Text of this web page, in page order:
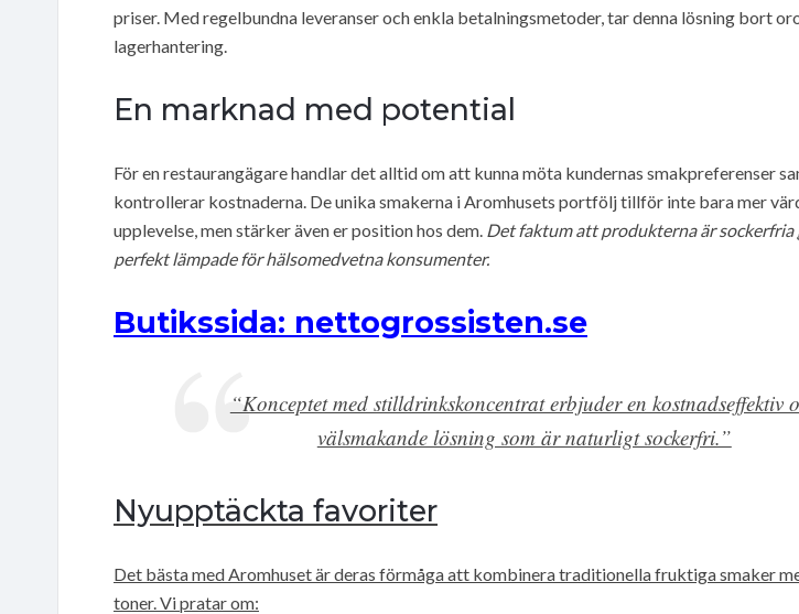
priser. Med regelbundna leveranser och enkla betalningsmetoder, tar denna lösning bort
lagerhantering.
En marknad med potential
För en restaurangägare handlar det alltid om att kunna möta kundernas smakpreferenser
kontrollerar kostnaderna. De unika smakerna i Aromhusets portfölj tillför inte bara mer
upplevelse, men stärker även er position hos dem. Det faktum att produkterna är sockerfria
perfekt lämpade för hälsomedvetna konsumenter.
Butikssida: nettogrossisten.se
“Konceptet med stilldrinkskoncentrat erbjuder en kostnadseffektiv
välsmakande lösning som är naturligt sockerfri.”
Nyupptäckta favoriter
Det bästa med Aromhuset är deras förmåga att kombinera traditionella fruktiga smaker
toner. Vi pratar om: